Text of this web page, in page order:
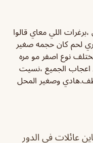
اللي معاي قالوا
لحم كان حجمه صغير
نوع اصفر مو مره
اعجاب الجميع ،نسيت
وصغير المحل
عائلات في الدور